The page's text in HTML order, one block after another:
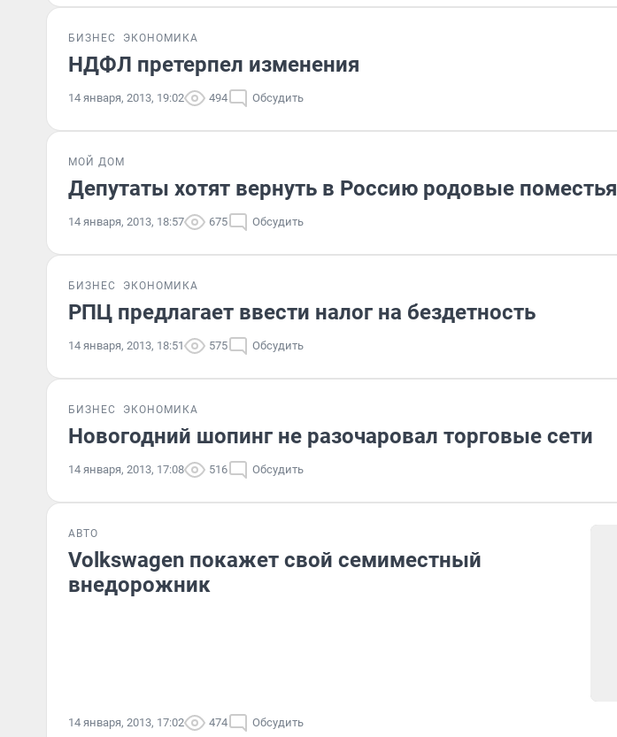
БИЗНЕС ЭКОНОМИКА
НДФЛ претерпел изменения
14 января, 2013, 19:02 494 Обсудить
МОЙ ДОМ
Депутаты хотят вернуть в Россию родовые поместья
14 января, 2013, 18:57 675 Обсудить
БИЗНЕС ЭКОНОМИКА
РПЦ предлагает ввести налог на бездетность
14 января, 2013, 18:51 575 Обсудить
БИЗНЕС ЭКОНОМИКА
Новогодний шопинг не разочаровал торговые сети
14 января, 2013, 17:08 516 Обсудить
АВТО
Volkswagen покажет свой семиместный
внедорожник
14 января, 2013, 17:02 474 Обсудить